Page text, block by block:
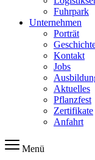
Fuhrpark
Unter­nehmen
Porträt
Kontakt
Jobs
Aktuelles
Pflanzfest
Zertifikate
Anfahrt
Menü